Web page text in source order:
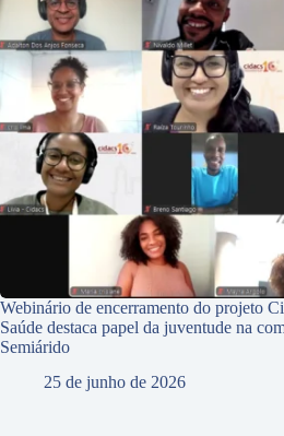
Webinário de encerramento do projeto
Saúde destaca papel da juventude na
Semiárido
25 de junho de 2026